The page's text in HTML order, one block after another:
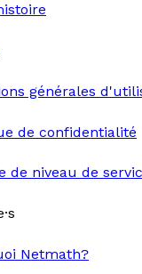
générales
de confidentialité
de niveau de
Netmath?